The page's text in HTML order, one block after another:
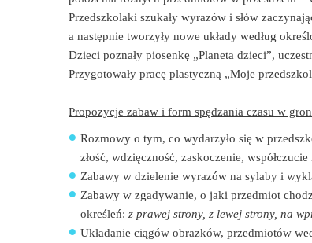
Przedszkolaki szukały wyrazów i słów
a następnie tworzyły nowe układy według
Dzieci poznały piosenkę „Planeta dzieci”,
Przygotowały pracę plastyczną „Moje
Propozycje zabaw i form spędzania czasu w
Rozmowy o tym, co wydarzyło się w
złość, wdzięczność, zaskoczenie,
Zabawy w dzielenie wyrazów na sylaby i
Zabawy w zgadywanie, o jaki przedmiot
określeń:z prawej strony, z lewej strony, na
Układanie ciągów obrazków, przedmiotów